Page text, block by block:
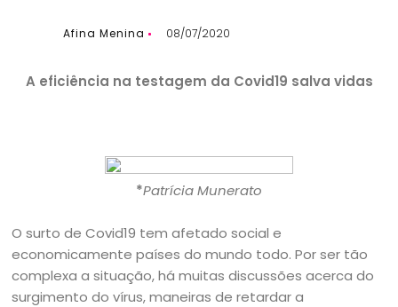
Afina Menina 08/07/2020
A eficiência na testagem da Covid19 salva vidas
*Patrícia Munerato
O surto de Covid19 tem afetado social e
economicamente países do mundo todo. Por ser tão
complexa a situação, há muitas discussões acerca do
surgimento do vírus, maneiras de retardar a